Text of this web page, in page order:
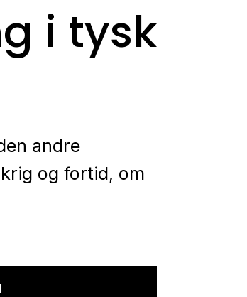
i tysk
andre
og fortid, om